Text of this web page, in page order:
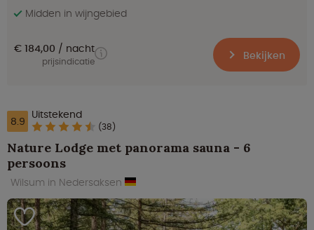
Midden in wijngebied
€ 184,00 nacht
prijsindicatie Bekijken
8.9 Uitstekend
(38)
Nature Lodge met panorama sauna - 6
persoons
Wilsum in Nedersaksen